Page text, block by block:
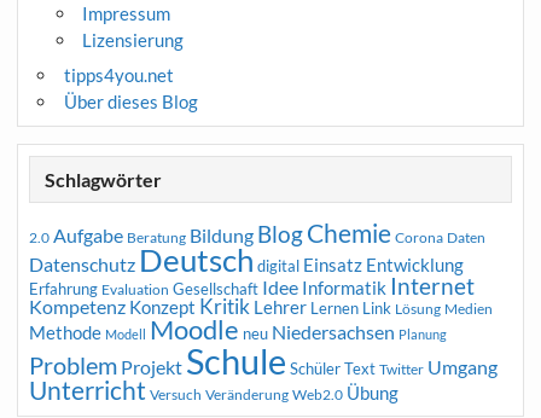
Impressum
Lizensierung
tipps4you.net
Über dieses Blog
Schlagwörter
2.0 Aufgabe Beratung Bildung BlogChemie Corona Daten
Datenschutz Deutsch digital Einsatz Entwicklung
Erfahrung Evaluation Gesellschaft Idee Informatik Internet
Kompetenz Konzept Kritik Lehrer Lernen Link Lösung Medien
Methode Modell Moodle neu Niedersachsen Planung
Problem Projekt Schule Schüler Text Twitter Umgang
Unterricht Versuch Veränderung Web2.0 Übung